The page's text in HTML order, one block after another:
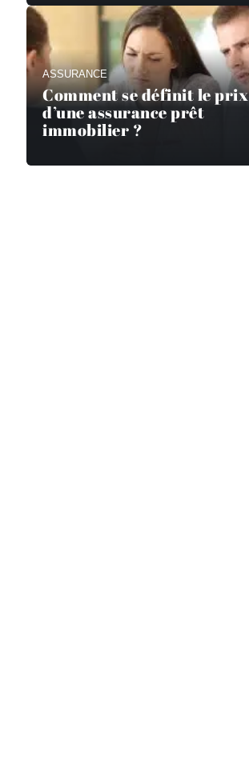
ASSURANCE
Comment se définit le prix
d’une assurance prêt
immobilier ?